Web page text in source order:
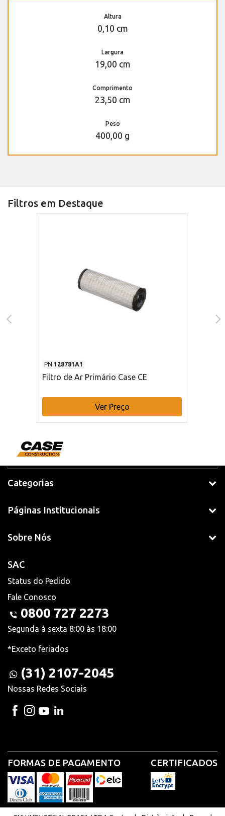
Altura
0,10 cm
Largura
19,00 cm
Comprimento
23,50 cm
Peso
400,00 g
Filtros em Destaque
PN 128781A1
Filtro de Ar Primário Case CE
Ver Preço
Categorias
Páginas Institucionais
Sobre Nós
SAC
Status do Pedido
Fale Conosco
0800 727 2273
Segunda à sexta 8:00 às 18:00
*Exceto feriados
(31) 2107-2045
Nossas Redes Sociais
FORMAS DE PAGAMENTO CERTIFICADOS